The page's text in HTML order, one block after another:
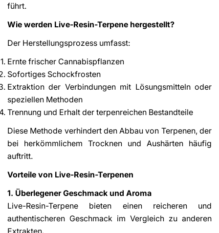
führt.
Wie werden Live-Resin-Terpene hergestellt?
Der Herstellungsprozess umfasst:
Ernte frischer Cannabispflanzen
Sofortiges Schockfrosten
Extraktion der Verbindungen mit Lösungsmitteln oder
speziellen Methoden
Trennung und Erhalt der terpenreichen Bestandteile
Diese Methode verhindert den Abbau von Terpenen, der
bei herkömmlichem Trocknen und Aushärten häufig
auftritt.
Vorteile von Live-Resin-Terpenen
1. Überlegener Geschmack und Aroma
Live-Resin-Terpene bieten einen reicheren und
authentischeren Geschmack im Vergleich zu anderen
Extrakten.